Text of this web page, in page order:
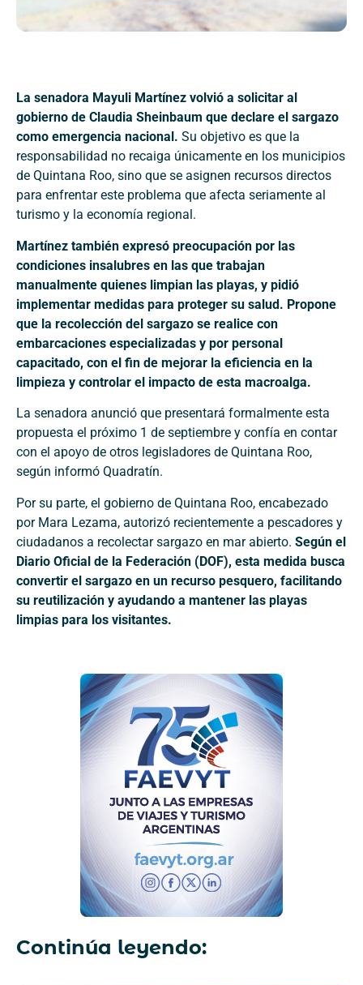
La senadora Mayuli Martínez volvió a solicitar al
gobierno de Claudia Sheinbaum que declare el sargazo
como emergencia nacional. Su objetivo es que la
responsabilidad no recaiga únicamente en los municipios
de Quintana Roo, sino que se asignen recursos directos
para enfrentar este problema que afecta seriamente al
turismo y la economía regional.
Martínez también expresó preocupación por las
condiciones insalubres en las que trabajan
manualmente quienes limpian las playas, y pidió
implementar medidas para proteger su salud. Propone
que la recolección del sargazo se realice con
embarcaciones especializadas y por personal
capacitado, con el fin de mejorar la eficiencia en la
limpieza y controlar el impacto de esta macroalga.
La senadora anunció que presentará formalmente esta
propuesta el próximo 1 de septiembre y confía en contar
con el apoyo de otros legisladores de Quintana Roo,
según informó Quadratín.
Por su parte, el gobierno de Quintana Roo, encabezado
por Mara Lezama, autorizó recientemente a pescadores y
ciudadanos a recolectar sargazo en mar abierto. Según el
Diario Oficial de la Federación (DOF), esta medida busca
convertir el sargazo en un recurso pesquero, facilitando
su reutilización y ayudando a mantener las playas
limpias para los visitantes.
Continúa leyendo: